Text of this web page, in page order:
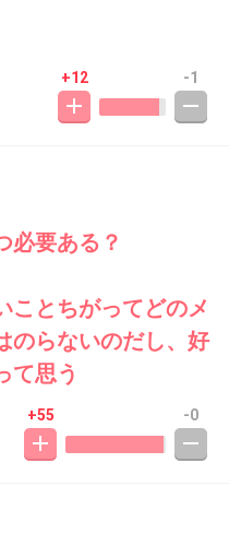
+12 -1
必要ある？
ことちがってどのメ
のらないのだし、好
て思う
+55 -0